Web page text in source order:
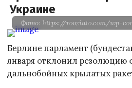
Украине
Фото: https://rooziato.com/wp-
Берлине парламент
января отклонил резолюцию
дальнобойных крылатых